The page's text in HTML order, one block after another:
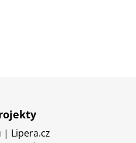
| Lipera.cz